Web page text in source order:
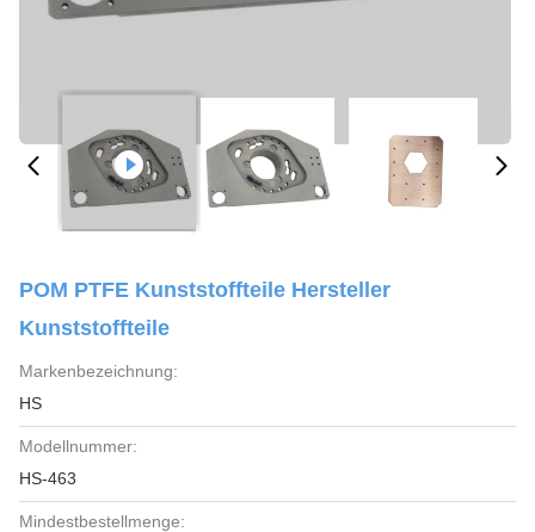
POM PTFE Kunststoffteile Hersteller
Kunststoffteile
Markenbezeichnung:
HS
Modellnummer:
HS-463
Mindestbestellmenge: